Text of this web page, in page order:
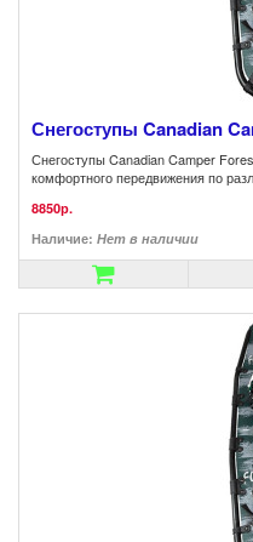
Снегоступы Canadian
Снегоступы Canadian Camper
комфортного передвижения по
8850р.
Наличие: Нет в наличии